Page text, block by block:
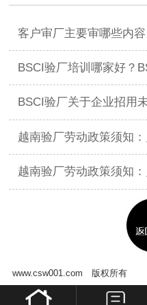
客户审厂主要审哪些内
BSCI验厂培训哪家好？
BSCI验厂关于企业招用
越南验厂劳动政策须知：员工薪资
越南验厂劳动政策须知：员工薪
www.csw001.com 版权所有